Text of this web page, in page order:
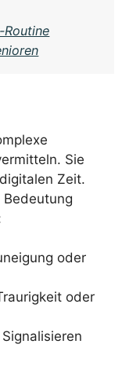
Routine
Sie
Zeit.
oder
oder
Signalisieren